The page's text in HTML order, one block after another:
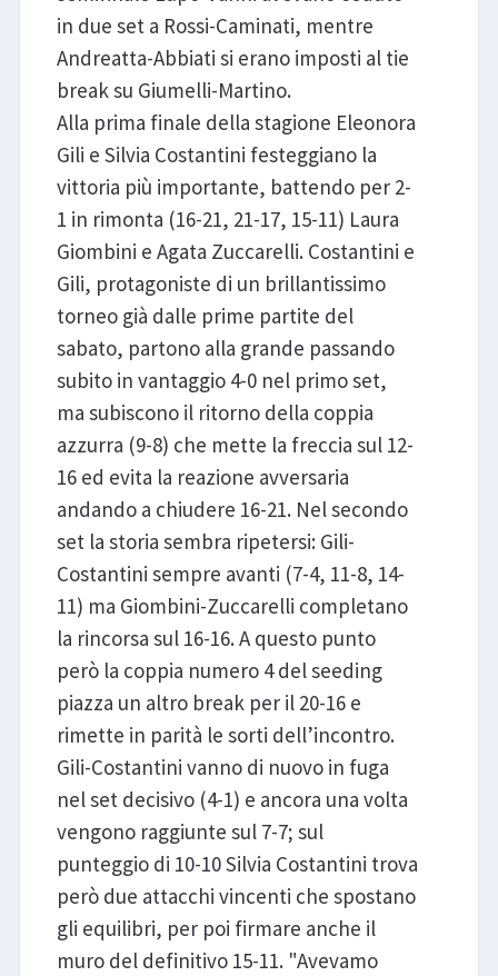
in due set a Rossi-Caminati, mentre
Andreatta-Abbiati si erano imposti al tie
break su Giumelli-Martino.
Alla prima finale della stagione Eleonora
Gili e Silvia Costantini festeggiano la
vittoria più importante, battendo per 2-
1 in rimonta (16-21, 21-17, 15-11) Laura
Giombini e Agata Zuccarelli. Costantini e
Gili, protagoniste di un brillantissimo
torneo già dalle prime partite del
sabato, partono alla grande passando
subito in vantaggio 4-0 nel primo set,
ma subiscono il ritorno della coppia
azzurra (9-8) che mette la freccia sul 12-
16 ed evita la reazione avversaria
andando a chiudere 16-21. Nel secondo
set la storia sembra ripetersi: Gili-
Costantini sempre avanti (7-4, 11-8, 14-
11) ma Giombini-Zuccarelli completano
la rincorsa sul 16-16. A questo punto
però la coppia numero 4 del seeding
piazza un altro break per il 20-16 e
rimette in parità le sorti dell’incontro.
Gili-Costantini vanno di nuovo in fuga
nel set decisivo (4-1) e ancora una volta
vengono raggiunte sul 7-7; sul
punteggio di 10-10 Silvia Costantini trova
però due attacchi vincenti che spostano
gli equilibri, per poi firmare anche il
muro del definitivo 15-11. "Avevamo